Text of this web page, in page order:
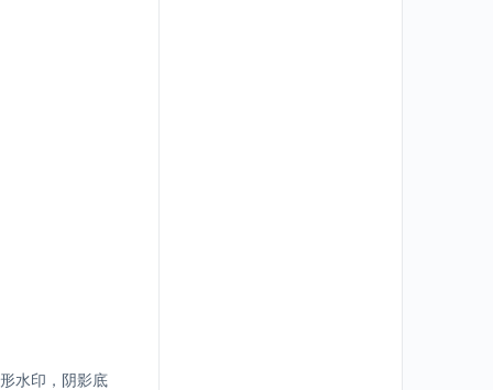
水印，阴影底